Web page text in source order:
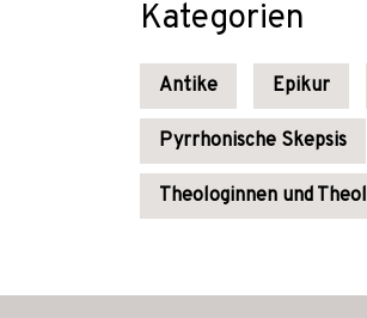
Kategorien
Antike Epikur
Pyrrhonische Skepsis
Theologinnen und